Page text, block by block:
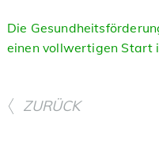
Die
einen vollwertigen Start
ZURÜCK